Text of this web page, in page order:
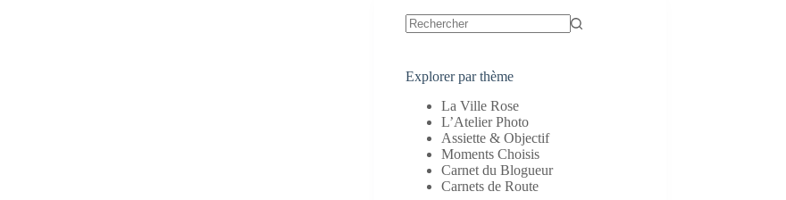
Explorer par thème
La Ville Rose
L’Atelier Photo
Assiette & Objectif
Moments Choisis
Carnet du Blogueur
Carnets de Route